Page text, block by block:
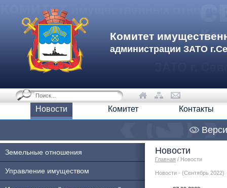
Комитет
администрации ЗАТО
Новости Комитет Контакты
Земельные отношения
Управление имуществом
Новости
Главная / Новости
Новости - (Сентябрь 2022)